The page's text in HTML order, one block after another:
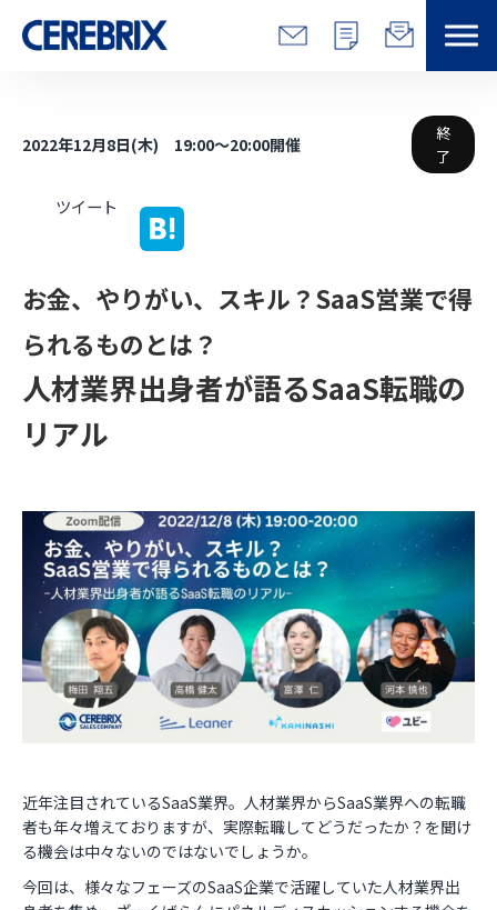
事例
コラム/営総研
セミナー
お役立ち資料
2022年12月8日(木) 19:00～20:00開催
終
了
ツイート
お金、やりがい、スキル？SaaS営業で得
られるものとは？
人材業界出身者が語るSaaS転職の
リアル
近年注目されているSaaS業界。人材業界からSaaS業界への転職
者も年々増えておりますが、実際転職してどうだったか？を聞け
る機会は中々ないのではないでしょうか。
今回は、様々なフェーズのSaaS企業で活躍していた人材業界出